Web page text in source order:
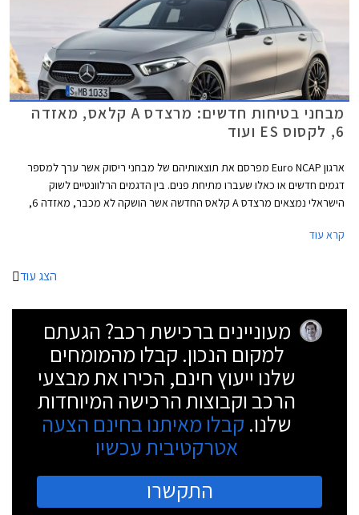
מבחני בטיחות חדשים: מרצדס A קלאס, מאזדה
6, לקסוס ES ועוד
ארגון Euro NCAP מפרסם את תוצאותיהם של מבחני ריסוק אשר ערך למספר
דגמים חדשים או כאלו שעברו מתיחת פנים. בין הדגמים הרלוונטיים לשוק
הישראלי נמצאים מרצדס A קלאס החדשה אשר הושקה לא מכבר, מאזדה 6,
שלושת המסחריות התאומות פיג'ו ריפטר, סיטרואן ברלינגו, ואופל קומבו אשר
קרא עוד
הצג עוד
מעוניינים ברכישת רכב? הגעתם
למקום הנכון. קבלו מהמומחים
שלנו ייעוץ חינם, הכירו את מבצעי
הרכב וקבוצות הרכישה המיוחדות
שלנו. קבלו מאיתנו בחינם הצעה
אטרקטיבית עכשיו
התקשרו